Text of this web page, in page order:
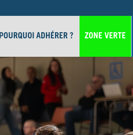
POURQUOI ADHÉRER ? ZONE VERTE